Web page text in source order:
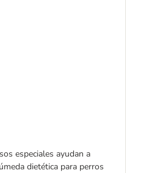
especiales ayudan a
dietética para perros